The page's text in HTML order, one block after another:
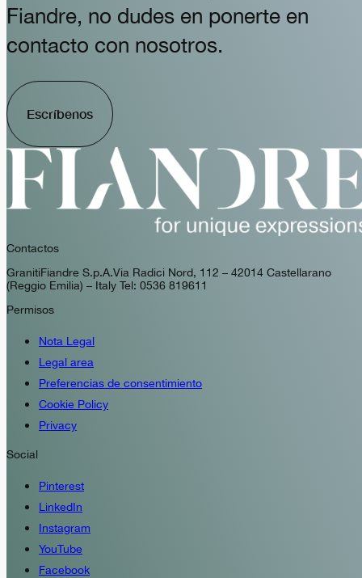
Fiandre, no dudes en ponerte en
contacto con nosotros.
Escríbenos
Contactos
GranitiFiandre S.p.A. Via Radici Nord, 112 – 42014 Castellarano
(Reggio Emilia) – Italy Tel: 0536 819611
Permisos
Nota Legal
Legal area
Preferencias de consentimiento
Cookie Policy
Privacy
Social
Pinterest
LinkedIn
Instagram
YouTube
Facebook